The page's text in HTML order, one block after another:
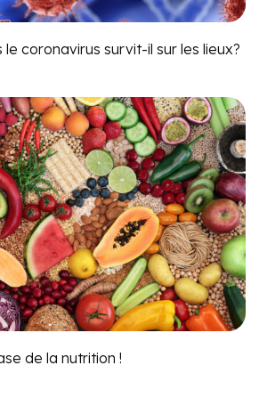
coronavirus survit-il sur les lieux?
de la nutrition !